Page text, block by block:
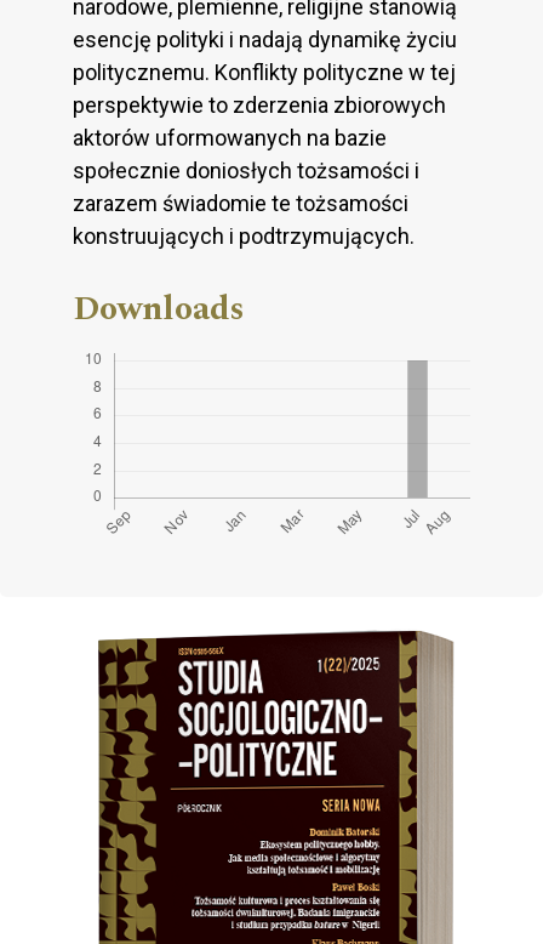
narodowe, plemienne, religijne stanowią
esencję polityki i nadają dynamikę życiu
politycznemu. Konflikty polityczne w tej
perspektywie to zderzenia zbiorowych
aktorów uformowanych na bazie
społecznie doniosłych tożsamości i
zarazem świadomie te tożsamości
konstruujących i podtrzymujących.
Downloads